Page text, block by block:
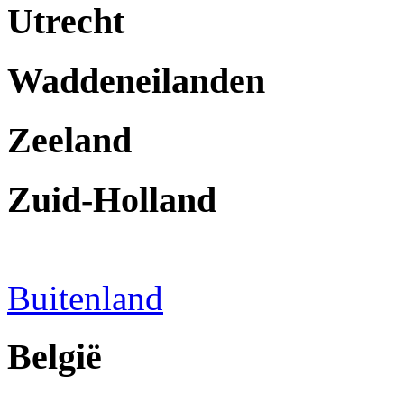
Utrecht
Waddeneilanden
Zeeland
Zuid-Holland
Buitenland
België